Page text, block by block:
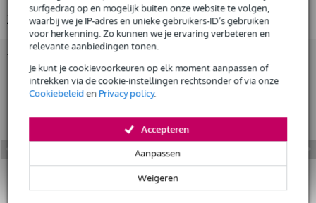
surfgedrag op en mogelijk buiten onze website te volgen,
waarbij we je IP-adres en unieke gebruikers-ID’s gebruiken
voor herkenning. Zo kunnen we je ervaring verbeteren en
relevante aanbiedingen tonen.
Je kunt je cookievoorkeuren op elk moment aanpassen of
intrekken via de cookie-instellingen rechtsonder of via onze
Cookiebeleiden Privacy policy.
Weigeren
Aanpassen
Accepteren
Bekijk alle productspecificaties
Bekijk ook eens (3)